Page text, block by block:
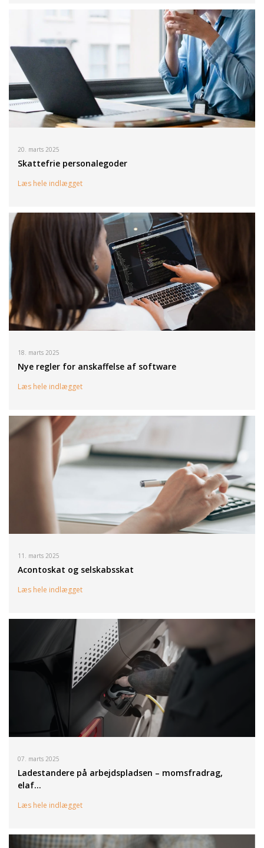
20. marts 2025
Skattefrie personalegoder
Læs hele indlægget
18. marts 2025
Nye regler for anskaffelse af software
Læs hele indlægget
11. marts 2025
Acontoskat og selskabsskat
Læs hele indlægget
07. marts 2025
Ladestandere på arbejdspladsen – momsfradrag,
elaf…
Læs hele indlægget